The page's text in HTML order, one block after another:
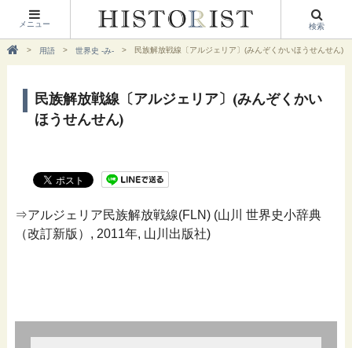
メニュー 検索
用語 世界史 -み- 民族解放戦線〔アルジェリア〕(みんぞくかいほうせんせん)
民族解放戦線〔アルジェリア〕(みんぞくかい
ほうせんせん)
⇒アルジェリア民族解放戦線(FLN) (山川 世界史小辞典
（改訂新版）, 2011年, 山川出版社)